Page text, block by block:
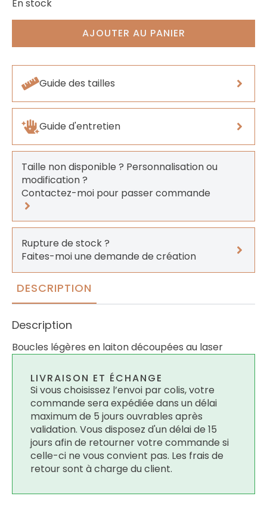
En stock
AJOUTER AU PANIER
Guide des tailles
Guide d'entretien
Taille non disponible ? Personnalisation ou
modification ?
Contactez-moi pour passer commande
Rupture de stock ?
Faites-moi une demande de création
DESCRIPTION
Description
Boucles légères en laiton découpées au laser
LIVRAISON ET ÉCHANGE
Si vous choisissez l’envoi par colis, votre
commande sera expédiée dans un délai
maximum de 5 jours ouvrables après
validation. Vous disposez d'un délai de 15
jours afin de retourner votre commande si
celle-ci ne vous convient pas. Les frais de
retour sont à charge du client.